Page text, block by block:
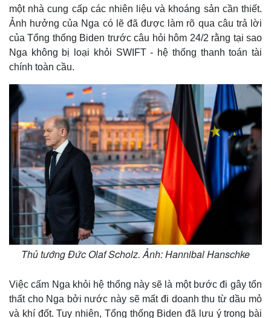
một nhà cung cấp các nhiên liệu và khoáng sản cần thiết.
Ảnh hưởng của Nga có lẽ đã được làm rõ qua câu trả lời
của Tổng thống Biden trước câu hỏi hôm 24/2 rằng tại sao
Nga không bị loại khỏi SWIFT - hệ thống thanh toán tài
chính toàn cầu.
Thủ tướng Đức Olaf Scholz. Ảnh: Hannibal Hanschke
Việc cấm Nga khỏi hệ thống này sẽ là một bước đi gây tổn
thất cho Nga bởi nước này sẽ mất đi doanh thu từ dầu mỏ
và khí đốt. Tuy nhiên, Tổng thống Biden đã lưu ý trong bài